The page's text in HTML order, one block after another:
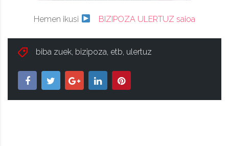
Hemen ikusi BIZIPOZA ULERTUZ saioa
biba zuek, bizipoza, etb, ulertuz